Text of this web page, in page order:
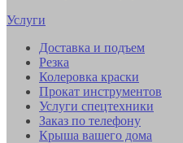
Услуги
Доставка и подъем
Резка
Колеровка краски
Прокат инструментов
Услуги спецтехники
Заказ по телефону
Крыша вашего дома